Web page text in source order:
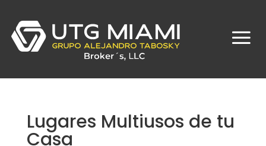
Lugares Multiusos de tu
Casa